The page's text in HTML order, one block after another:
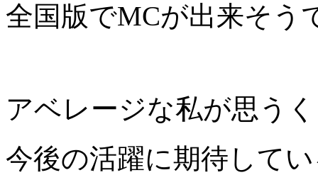
全国版でMCが出来そう
アベレージな私が思う
今後の活躍に期待して